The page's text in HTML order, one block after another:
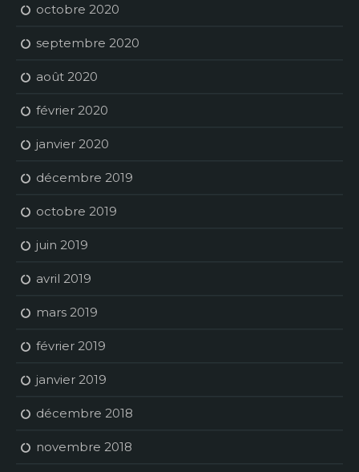
octobre 2020
septembre 2020
août 2020
février 2020
janvier 2020
décembre 2019
octobre 2019
juin 2019
avril 2019
mars 2019
février 2019
janvier 2019
décembre 2018
novembre 2018